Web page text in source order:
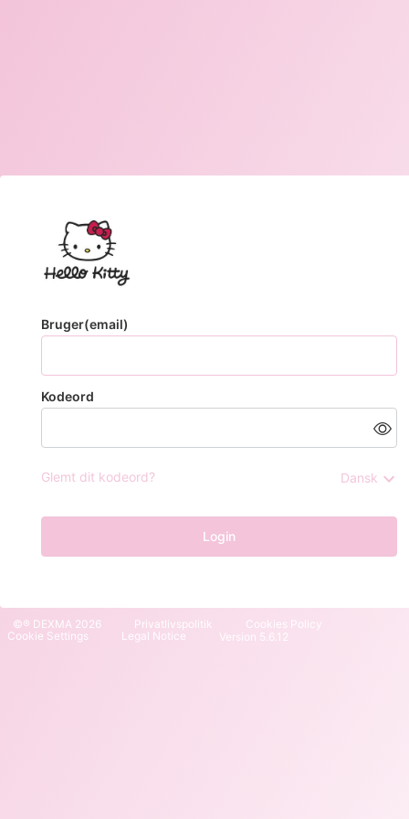
Bruger(email)
Kodeord
Glemt dit kodeord? Dansk
Login
©® DEXMA 2026 Privatlivspolitik
Cookies Policy
Cookie Settings
Legal Notice Version 5.6.12